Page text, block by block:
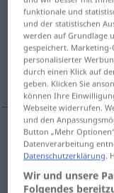
Übersicht aller
(Für mehr Details die
Fee
Feef hada
funktionale und
und der statistischen
werden auf Grundlage
gespeichert.
personalisierter
durch einen Klick auf
geben. Klicken Sie
können Ihre
Webseite widerrufen.
und den
Button „Mehr
Datenverarbeitung
Datenschutzerklärung.
Wir und unsere
Folgendes